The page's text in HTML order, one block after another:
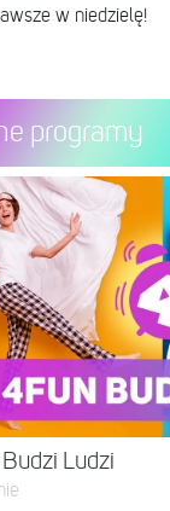
w niedzielę!
programy
Ludzi